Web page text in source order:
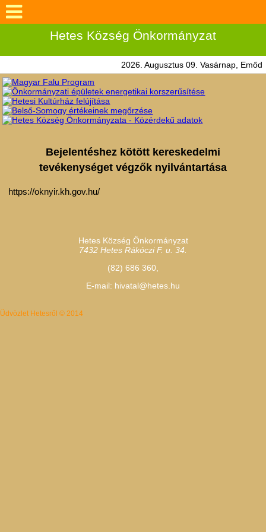
Hetes Község Önkormányzat
2026. Augusztus 09. Vasárnap, Emőd
Bejelentéshez kötött kereskedelmi
tevékenységet végzők nyilvántartása
https://oknyir.kh.gov.hu/
Hetes Község Önkormányzat
7432 Hetes Rákóczi F. u. 34.
(82) 686 360
E-mail: hivatal@hetes.hu
Üdvözlet Hetesről © 2014